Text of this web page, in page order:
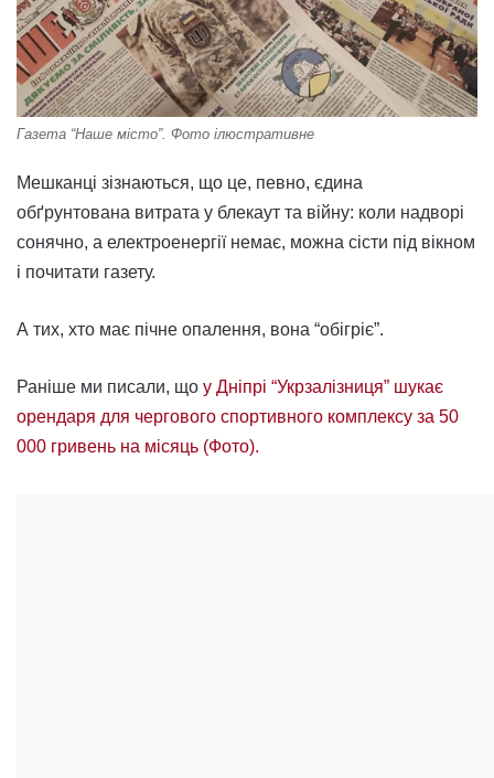
Газета “Наше місто”. Фото ілюстративне
Мешканці зізнаються, що це, певно, єдина
обґрунтована витрата у блекаут та війну: коли надворі
сонячно, а електроенергії немає, можна сісти під вікном
і почитати газету.
А тих, хто має пічне опалення, вона “обігріє”.
Раніше ми писали, що у Дніпрі “Укрзалізниця” шукає
орендаря для чергового спортивного комплексу за 50
000 гривень на місяць (Фото).